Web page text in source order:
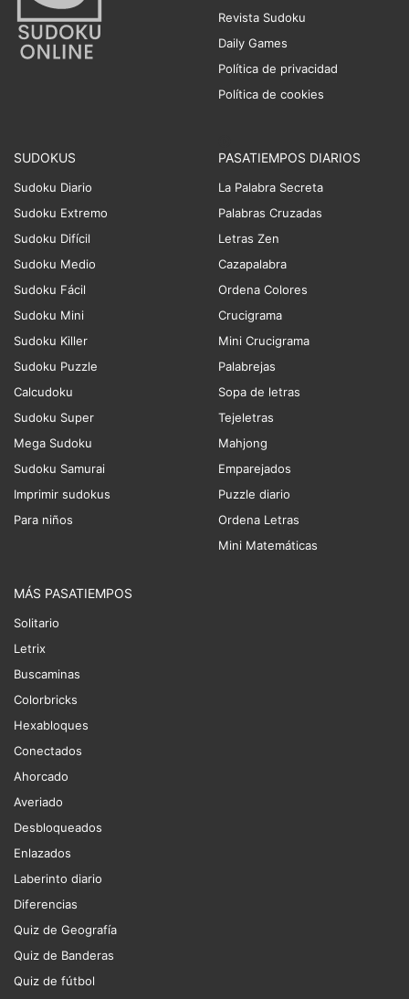
Revista Sudoku
Daily Games
Política de privacidad
Política de cookies
SUDOKUS
Sudoku Diario
Sudoku Extremo
Sudoku Difícil
Sudoku Medio
Sudoku Fácil
Sudoku Mini
Sudoku Killer
Sudoku Puzzle
Calcudoku
Sudoku Super
Mega Sudoku
Sudoku Samurai
Imprimir sudokus
Para niños
PASATIEMPOS DIARIOS
La Palabra Secreta
Palabras Cruzadas
Letras Zen
Cazapalabra
Ordena Colores
Crucigrama
Mini Crucigrama
Palabrejas
Sopa de letras
Tejeletras
Mahjong
Emparejados
Puzzle diario
Ordena Letras
Mini Matemáticas
MÁS PASATIEMPOS
Solitario
Letrix
Buscaminas
Colorbricks
Hexabloques
Conectados
Ahorcado
Averiado
Desbloqueados
Enlazados
Laberinto diario
Diferencias
Quiz de Geografía
Quiz de Banderas
Quiz de fútbol